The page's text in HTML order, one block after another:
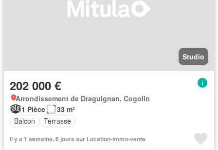
Studio
202 000 €
Arrondissement de Draguignan, Cogolin
1 Pièce
33 m²
Balcon
Terrasse
Il y a 1 semaine, 6 jours sur Location-immo-vente